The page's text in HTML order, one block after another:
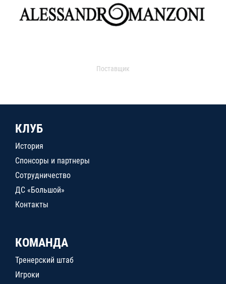
Поставщик
КЛУБ
История
Спонсоры и партнеры
Сотрудничество
ДС «Большой»
Контакты
КОМАНДА
Тренерский штаб
Игроки